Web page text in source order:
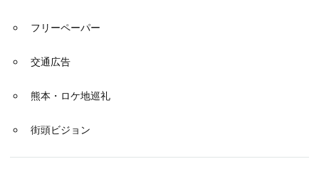
フリーペーパー
交通広告
熊本・ロケ地巡礼
街頭ビジョン